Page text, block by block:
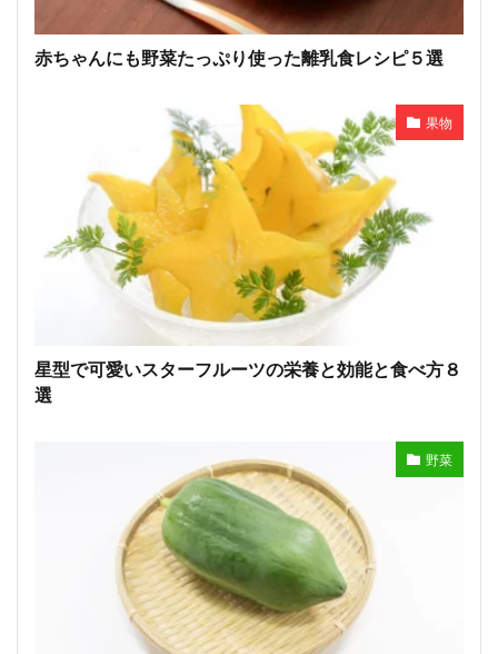
赤ちゃんにも野菜たっぷり使った離乳食レシピ５選
果物
星型で可愛いスターフルーツの栄養と効能と食べ方８
選
野菜